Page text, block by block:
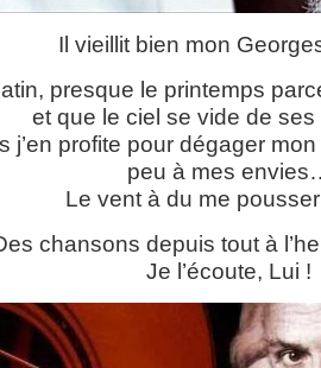
Il vieillit bien mon
presque le printemps
et que le ciel se vide de
j’en profite pour dégager
peu à mes
Le vent à du me
chansons depuis tout à
Je l’écoute, Lui !